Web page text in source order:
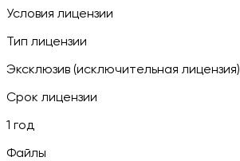
Условия лицензии
Тип лицензии
Эксклюзив (исключительная лицензия)
Срок лицензии
1 год
Файлы